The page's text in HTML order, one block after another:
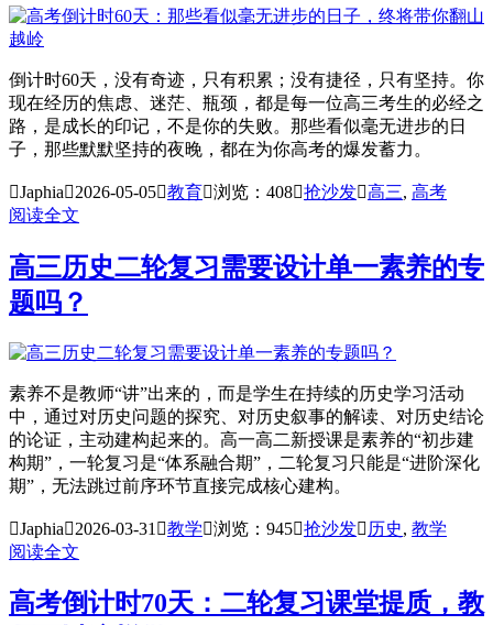
倒计时60天，没有奇迹，只有积累；没有捷径，只有坚持。你
现在经历的焦虑、迷茫、瓶颈，都是每一位高三考生的必经之
路，是成长的印记，不是你的失败。那些看似毫无进步的日
子，那些默默坚持的夜晚，都在为你高考的爆发蓄力。
Japhia2026-05-05教育浏览：408抢沙发高三, 高考
阅读全文
高三历史二轮复习需要设计单一素养的专
题吗？
素养不是教师“讲”出来的，而是学生在持续的历史学习活动
中，通过对历史问题的探究、对历史叙事的解读、对历史结论
的论证，主动建构起来的。高一高二新授课是素养的“初步建
构期”，一轮复习是“体系融合期”，二轮复习只能是“进阶深化
期”，无法跳过前序环节直接完成核心建构。
Japhia2026-03-31 教学浏览：945抢沙发 历史, 教学
阅读全文
高考倒计时70天：二轮复习课堂提质，教